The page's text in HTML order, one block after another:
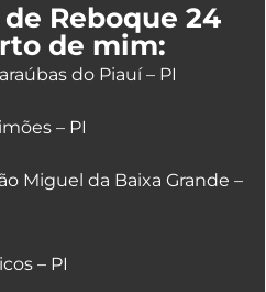
Reboque 24
de mim:
do Piauí – PI
– PI
Miguel da Baixa Grande –
– PI